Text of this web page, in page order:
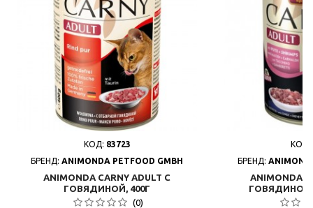
КОД: 83723
БРЕНД: ANIMONDA PETFOOD GMBH
ANIMONDA CARNY ADULT С
ГОВЯДИНОЙ, 400Г
(0)
КОД:
БРЕНД:
ANIMONDA